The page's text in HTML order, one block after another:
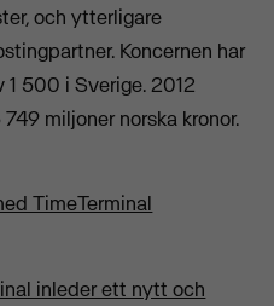
och ytterligare
Koncernen har
500 i Sverige. 2012
miljoner norska kronor.
TimeTerminal
inleder ett nytt och